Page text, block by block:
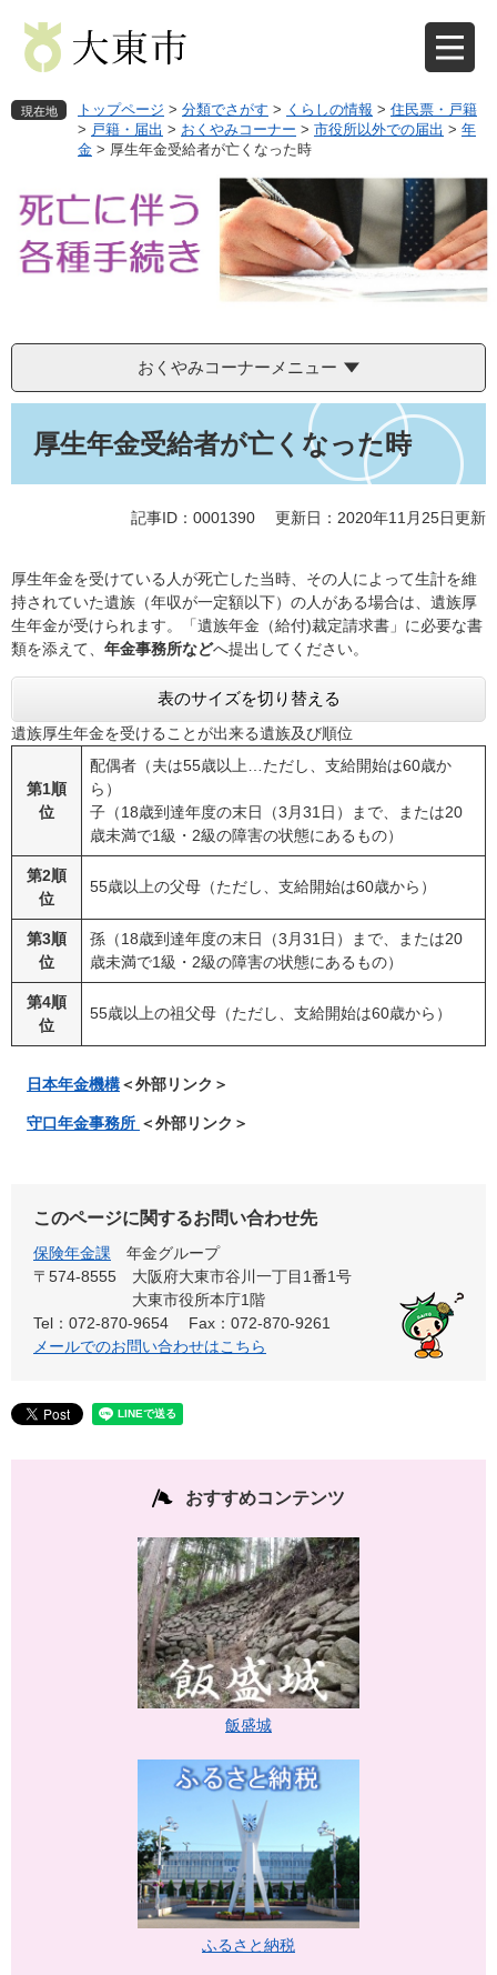
先
を 現在地 トップページ > 分類でさがす > くらしの情報 > 住民票・戸籍
> 戸籍・届出 > おくやみコーナー > 市役所以外での届出 > 年
金 > 厚生年金受給者が亡くなった時
おくやみコーナーメニュー
厚生年金受給者が亡くなった時
記事ID：0001390 更新日：2020年11月25日更新
厚生年金を受けている人が死亡した当時、その人によって生計を維
持されていた遺族（年収が一定額以下）の人がある場合は、遺族厚
生年金が受けられます。「遺族年金（給付)裁定請求書」に必要な書
類を添えて、 年金事務所などへ提出してください。
表のサイズを切り替える
遺族厚生年金を受けることが出来る遺族及び順位
第1順
位
配偶者（夫は55歳以上…ただし、支給開始は60歳か
ら）
子（18歳到達年度の末日（3月31日）まで、または20
歳未満で1級・2級の障害の状態にあるもの）
第2順
位
55歳以上の父母（ただし、支給開始は60歳から）
第3順
位
孫（18歳到達年度の末日（3月31日）まで、または20
歳未満で1級・2級の障害の状態にあるもの）
第4順
位
55歳以上の祖父母（ただし、支給開始は60歳から）
日本年金機構＜外部リンク＞
守口年金事務所 ＜外部リンク＞
このページに関するお問い合わせ先
保険年金課
年金グループ
〒574-8555
大阪府大東市谷川一丁目1番1号
大東市役所本庁1階
Tel：072-870-9654
Fax：072-870-9261
メールでのお問い合わせはこちら
おすすめコンテンツ
飯盛城
ふるさと納税